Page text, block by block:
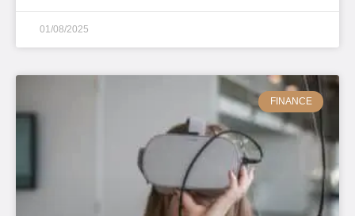
01/08/2025
FINANCE